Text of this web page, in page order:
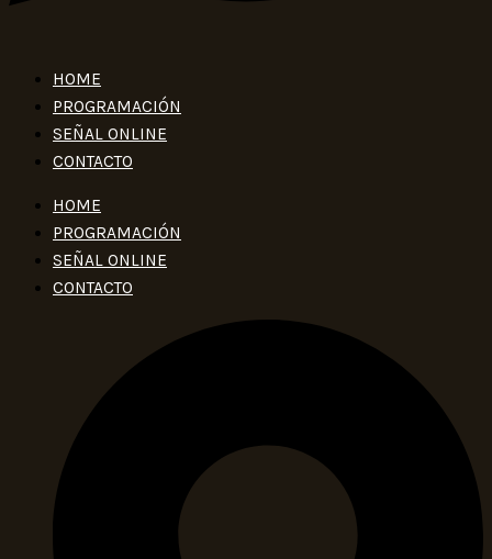
HOME
PROGRAMACIÓN
SEÑAL ONLINE
CONTACTO
HOME
PROGRAMACIÓN
SEÑAL ONLINE
CONTACTO